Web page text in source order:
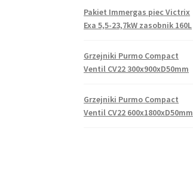
Pakiet Immergas piec Victrix
Exa 5,5-23,7kW zasobnik 160L
Grzejniki Purmo Compact
Ventil CV22 300x900xD50mm
Grzejniki Purmo Compact
Ventil CV22 600x1800xD50mm